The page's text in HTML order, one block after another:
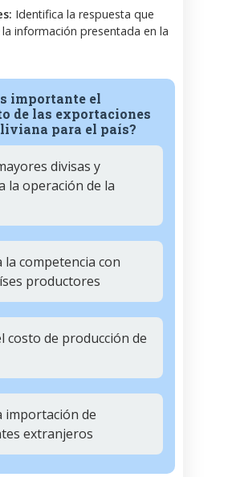
Identifica la respuesta que
información presentada en la
importante el
de las exportaciones
para el país?
divisas y
la operación de la
la competencia con
productores
costo de producción de
importación de
extranjeros